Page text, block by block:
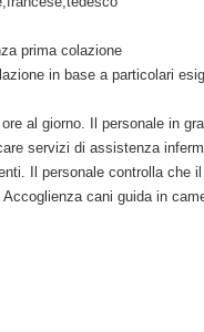
prima colazione
in base a particolari
al giorno. Il personale in
servizi di assistenza
Il personale controlla che
cani guida in